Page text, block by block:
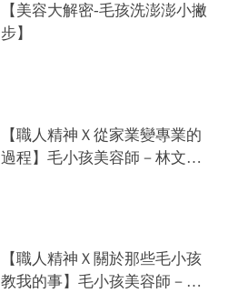
【美容大解密-毛孩洗澎澎小撇
步】
【職人精神Ｘ從家業變專業的
過程】毛小孩美容師－林文琳
【職人精神Ｘ關於那些毛小孩
教我的事】毛小孩美容師－旺